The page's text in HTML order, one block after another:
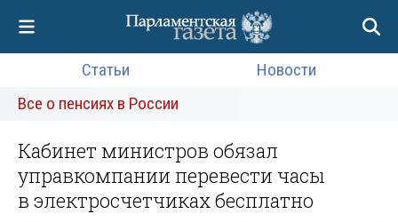
Статьи
Новости
Все о пенсиях в России
Кабинет министров обязал
управкомпании перевести часы
в электросчетчиках бесплатно